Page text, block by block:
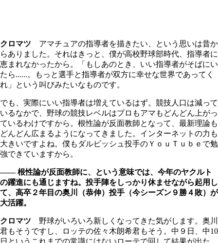
クロマツ アマチュアの指導者を描きたい、という思いは昔か
らありました。それはきっと、僕が高校野球部時代、指導者に
恵まれなかったから。「もしあのとき、いい指導者がそばにい
たら......。もっと選手と指導者が双方に幸せな世界であってく
れ」という叫びみたいなものです。
でも、実際にいい指導者は増えているはず。競技人口は減って
いるなかで、野球の競技レベルはプロもアマもどんどん上がっ
ているわけですから。根性論が反面教師となって、最新理論も
どんどん広まるようになってきました。インターネットの力も
大きいですよね。僕もダルビッシュ投手のＹｏｕＴｕｂｅで勉
強できていますから。
―― 根性論が反面教師に、という意味では、今年のヤクルト
の躍進にも通じますね。投手陣をしっかり休ませながら起用し
て、高卒２年目の奥川（恭伸）投手（今シーズン９勝４敗）が
大活躍。
クロマツ 野球がいろいろ新しくなってきた気がします。奥川
君もそうですし、ロッテの佐々木朗希君もそう。中９日、中10
日というこれまでの常識にはないローテで回して結果が出た。